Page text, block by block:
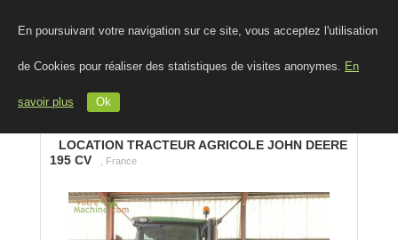
En poursuivant votre navigation sur ce site, vous acceptez l'utilisation
de Cookies pour réaliser des statistiques de visites anonymes. En
savoir plus Ok
LOCATION TRACTEUR AGRICOLE JOHN DEERE
195 CV
, France